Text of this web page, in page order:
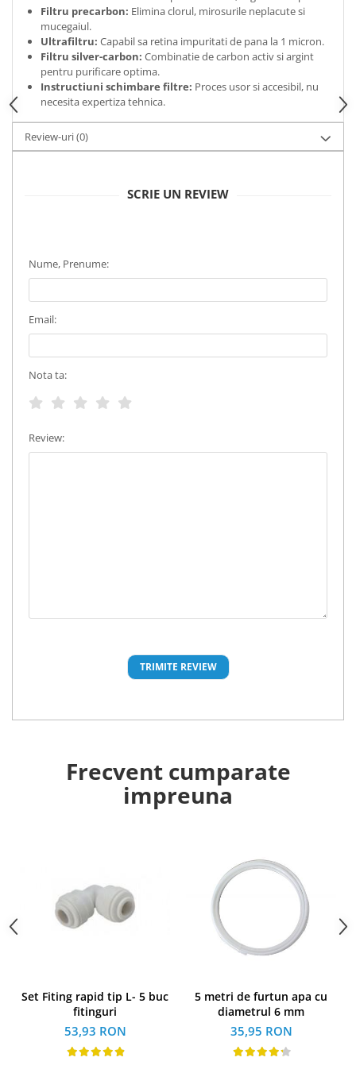
Filtru precarbon: Elimina clorul, mirosurile neplacute si
mucegaiul.
Ultrafiltru: Capabil sa retina impuritati de pana la 1 micron.
Filtru silver-carbon: Combinatie de carbon activ si argint
pentru purificare optima.
Instructiuni schimbare filtre: Proces usor si accesibil, nu
necesita expertiza tehnica.
Review-uri(0)
SCRIE UN REVIEW
Nume, Prenume:
Email:
Nota ta:
Review:
Frecvent cumparate
impreuna
Set Fiting rapid tip L- 5 buc
fitinguri
53,93 RON
5 metri de furtun apa cu
diametrul 6 mm
35,95 RON